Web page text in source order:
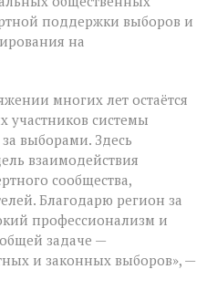
поддержки выборов и
на
многих лет остаётся
участников системы
выборами. Здесь
взаимодействия
сообщества,
Благодарю регион за
профессионализм и
задаче —
и законных выборов», —